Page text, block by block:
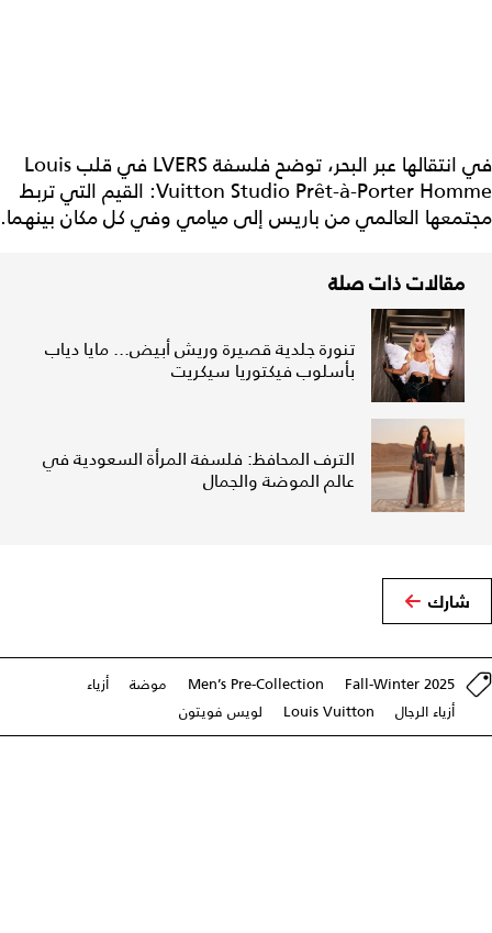
في انتقالها عبر البحر، توضح فلسفة LVERS في قلب Louis
Vuitton Studio Prêt-à-Porter Homme: القيم التي تربط
مجتمعها العالمي من باريس إلى ميامي وفي كل مكان بينهما.
مقالات ذات صلة
تنورة جلدية قصيرة وريش أبيض... مايا دياب
بأسلوب فيكتوريا سيكريت
الترف المحافظ: فلسفة المرأة السعودية في
عالم الموضة والجمال
شارك
Fall-Winter 2025
Men’s Pre-Collection موضة
أزياء
أزياء الرجال
Louis Vuitton لويس فويتون